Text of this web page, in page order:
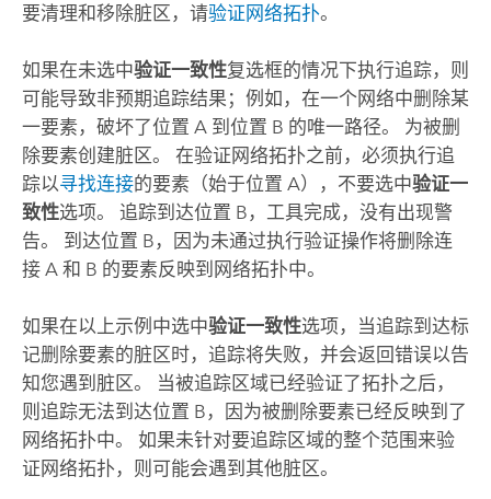
要清理和移除脏区，请验证网络拓扑。
如果在未选中验证一致性复选框的情况下执行追踪，则
可能导致非预期追踪结果；例如，在一个网络中删除某
一要素，破坏了位置 A 到位置 B 的唯一路径。 为被删
除要素创建脏区。 在验证网络拓扑之前，必须执行追
踪以寻找连接的要素（始于位置 A），不要选中验证一
致性选项。 追踪到达位置 B，工具完成，没有出现警
告。 到达位置 B，因为未通过执行验证操作将删除连
接 A 和 B 的要素反映到网络拓扑中。
如果在以上示例中选中验证一致性选项，当追踪到达标
记删除要素的脏区时，追踪将失败，并会返回错误以告
知您遇到脏区。 当被追踪区域已经验证了拓扑之后，
则追踪无法到达位置 B，因为被删除要素已经反映到了
网络拓扑中。 如果未针对要追踪区域的整个范围来验
证网络拓扑，则可能会遇到其他脏区。